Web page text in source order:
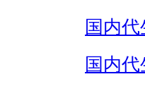
国内
国内代